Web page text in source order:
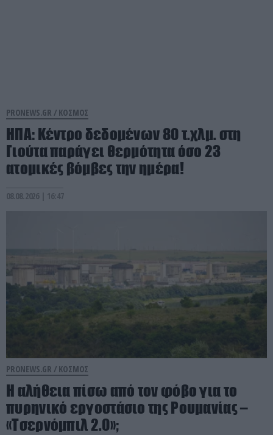
PRONEWS.GR / ΚΟΣΜΟΣ
ΗΠΑ: Κέντρο δεδομένων 80 τ.χλμ. στη
Γιούτα παράγει θερμότητα όσο 23
ατομικές βόμβες την ημέρα!
08.08.2026 | 16:47
PRONEWS.GR / ΚΟΣΜΟΣ
Η αλήθεια πίσω από τον φόβο για το
πυρηνικό εργοστάσιο της Ρουμανίας –
«Τσερνόμπιλ 2.0»;